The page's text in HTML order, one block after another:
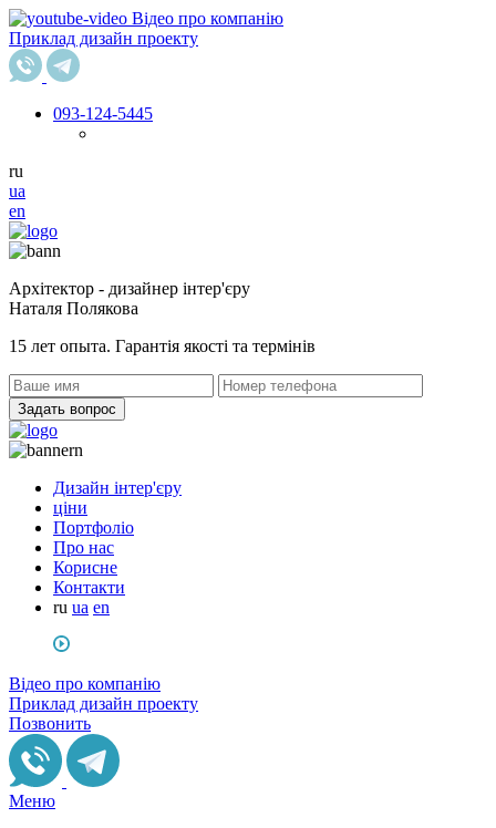
Відео про компанію
Приклад дизайн проекту
093-124-5445
ru
ua
en
Архітектор - дизайнер інтер'єру
Наталя Полякова
15 лет опыта. Гарантія якості та термінів
Задать вопрос
Дизайн інтер'єру
ціни
Портфоліо
Про нас
Корисне
Контакти
ru ua en
Відео про компанію
Приклад дизайн проекту
Позвонить
Меню